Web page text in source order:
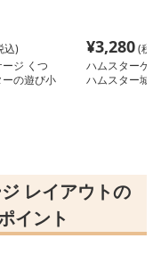
込)
ジ くつ
の遊び小
¥3,280(税
ハムスターケ
ハムスター城
レイアウトの
イント